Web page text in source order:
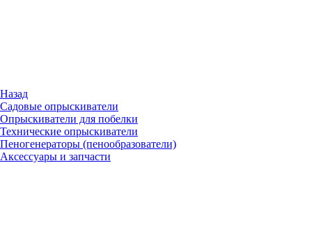
Назад
Садовые опрыскиватели
Опрыскиватели для побелки
Технические опрыскиватели
Пеногенераторы (пенообразователи)
Аксессуары и запчасти